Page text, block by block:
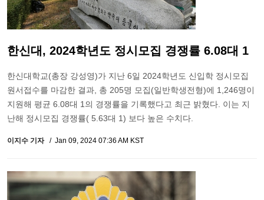
한신대, 2024학년도 정시모집 경쟁률 6.08대 1
한신대학교(총장 강성영)가 지난 6일 2024학년도 신입학 정시모집
원서접수를 마감한 결과, 총 205명 모집(일반학생전형)에 1,246명이
지원해 평균 6.08대 1의 경쟁률을 기록했다고 최근 밝혔다. 이는 지
난해 정시모집 경쟁률( 5.63대 1) 보다 높은 수치다.
이지수 기자 Jan 09, 2024 07:36 AM KST